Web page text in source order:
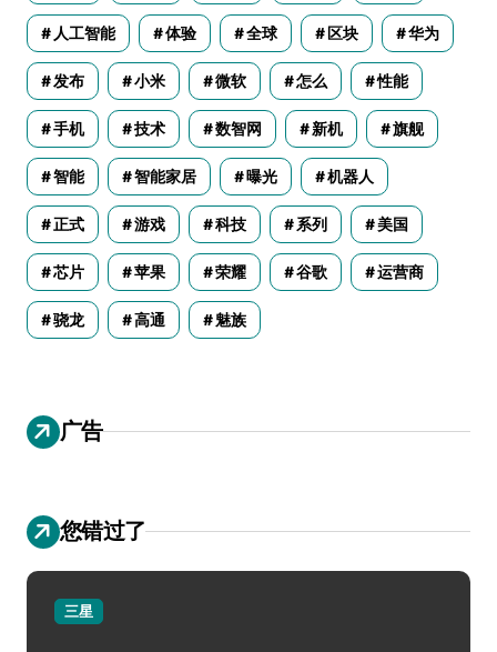
人工智能 体验 全球 区块 华为
发布 小米 微软 怎么 性能
手机 技术 数智网 新机 旗舰
智能 智能家居 曝光 机器人
正式 游戏 科技 系列 美国
芯片 苹果 荣耀 谷歌 运营商
骁龙 高通 魅族
广告
您错过了
三星